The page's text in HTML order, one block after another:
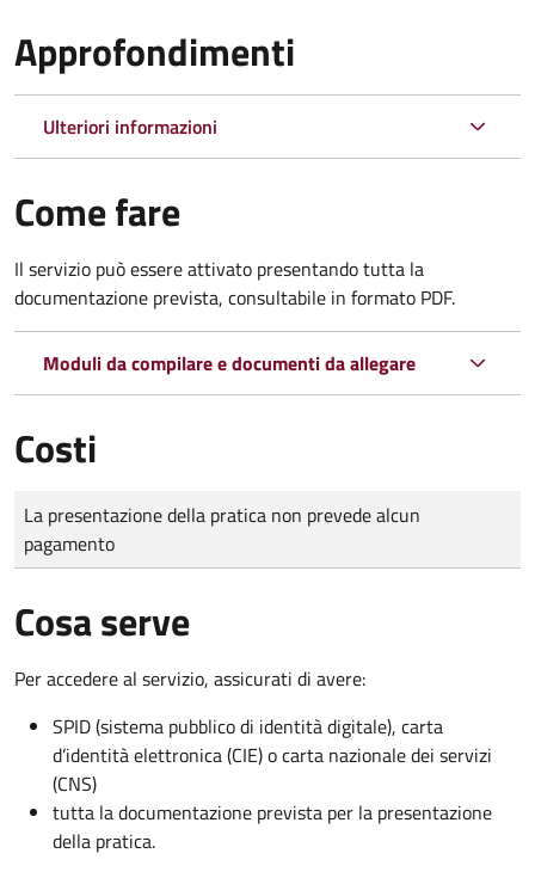
Approfondimenti
Ulteriori informazioni
Come fare
Il servizio può essere attivato presentando tutta la
documentazione prevista, consultabile in formato PDF.
Moduli da compilare e documenti da allegare
Costi
Tipo di pagamento
Importo
La presentazione della pratica non prevede alcun
pagamento
Cosa serve
Per accedere al servizio, assicurati di avere:
SPID (sistema pubblico di identità digitale), carta
d’identità elettronica (CIE) o carta nazionale dei servizi
(CNS)
tutta la documentazione prevista per la presentazione
della pratica.